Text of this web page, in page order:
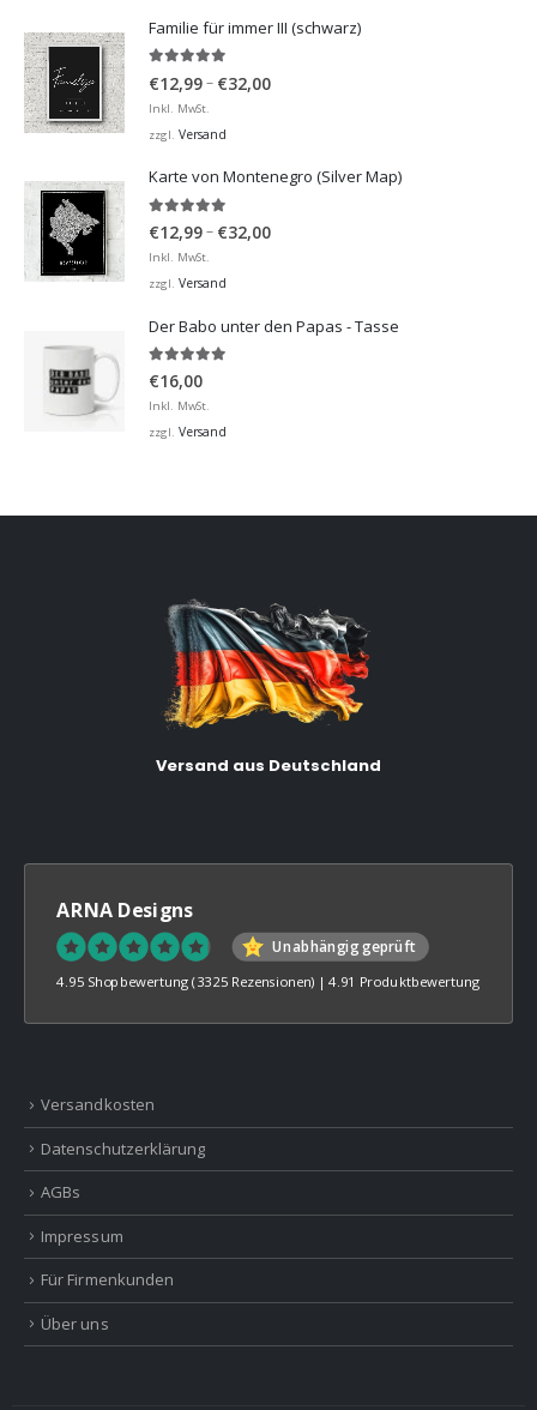
Familie für immer III (schwarz)
€12,99– €32,00Preisspanne:
Inkl. MwSt.
zzgl. Versand
Karte von Montenegro (Silver Map)
5.00von 5
€12,99– €32,00Preisspanne:
Inkl. MwSt.
zzgl. Versand
Der Babo unter den Papas - Tasse
5.00von 5
€16,00
Inkl. MwSt.
zzgl. Versand
Versand aus Deutschland
ARNA Designs
Unabhängig geprüft
4.95 Shopbewertung (3325 Rezensionen) |4.91 Produktbewertung
Versandkosten
Datenschutzerklärung
AGBs
Impressum
Für Firmenkunden
Über uns